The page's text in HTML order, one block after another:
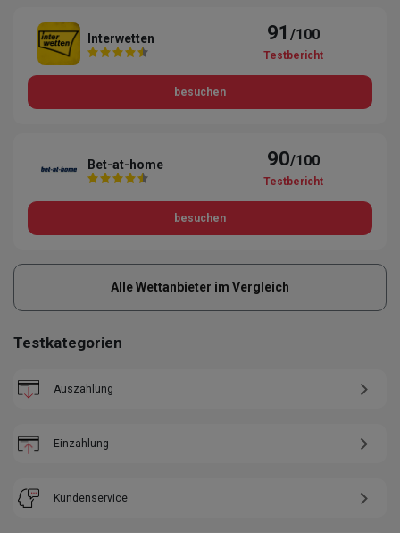
Interwetten 91/100
Testbericht
besuchen
Bet-at-home 90/100
Testbericht
besuchen
Alle Wettanbieter im Vergleich
Testkategorien
Auszahlung
Einzahlung
Kundenservice